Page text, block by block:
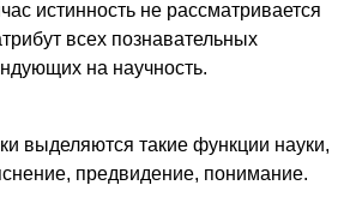
истинность не рассматривается
всех познавательных
на научность.
выделяются такие функции науки,
предвидение, понимание.